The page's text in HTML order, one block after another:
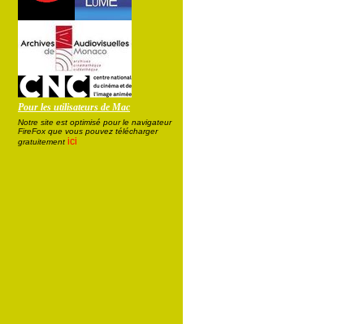
Pour les utilisateurs de Mac
Notre site est optimisé pour le navigateur
FireFox que vous pouvez télécharger
gratuitement ici